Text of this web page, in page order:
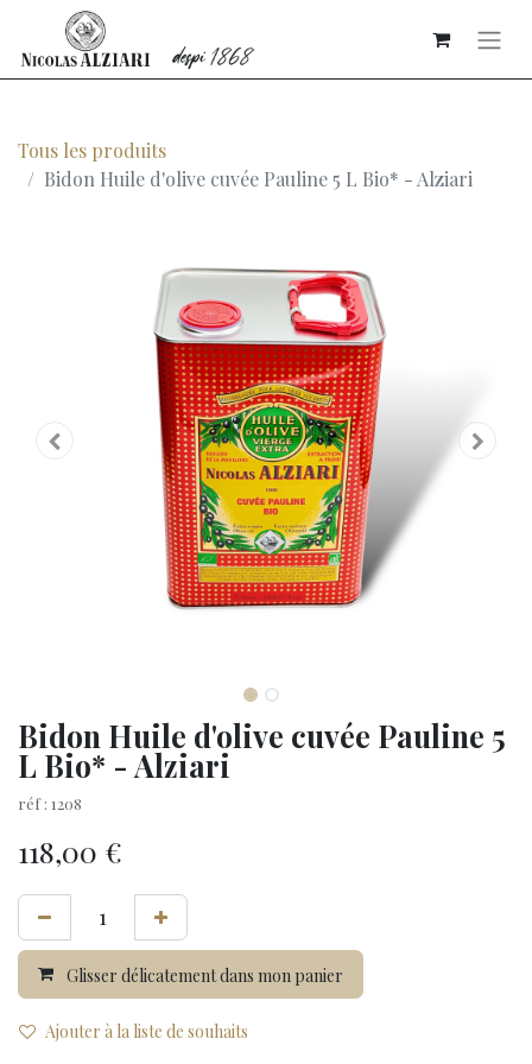
Tous les produits
Bidon Huile d'olive cuvée Pauline 5 L Bio* - Alziari
Bidon Huile d'olive cuvée Pauline 5
L Bio* - Alziari
réf : 1208
118,00 €
Glisser délicatement dans mon panier
Ajouter à la liste de souhaits